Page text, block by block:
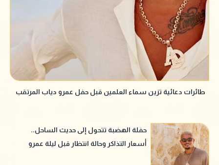
طائرات دعائية تزين سماء العلمين قبل حفل عمرو دياب المرتقب
حفلة الهضبة تتحول إلى حديث الساحل..
أسعار التذاكر وحالة انتظار قبل ليلة عمرو